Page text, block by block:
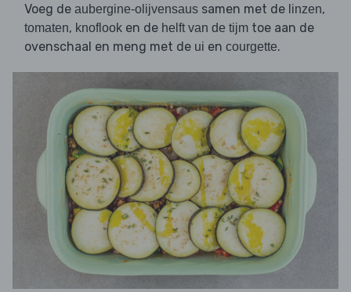
Voeg de aubergine-olijvensaus samen met de linzen,
tomaten, knoflook en de helft van de tijm toe aan de
ovenschaal en meng met de ui en courgette.